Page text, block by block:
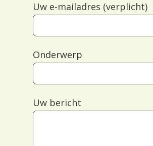
Uw e-mailadres (verplicht)
Onderwerp
Uw bericht